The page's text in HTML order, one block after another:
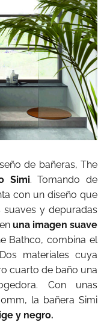
de bañeras, The
Simi. Tomando de
con un diseño que
y depuradas
una imagen suave
Bathco, combina el
materiales cuya
cuarto de baño una
Con unas
la bañera Simi
y negro.